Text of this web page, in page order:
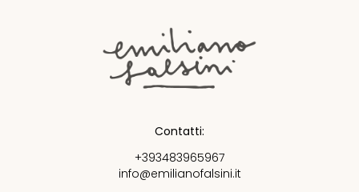
Contatti:
+393483965967
info@emilianofalsini.it